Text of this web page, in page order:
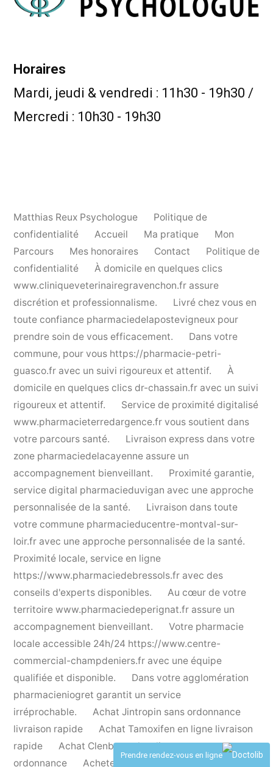
Horaires
Mardi, jeudi & vendredi : 11h30 - 19h30 /
Mercredi : 10h30 - 19h30
Prendre rendez-vous en ligne
Matthias Reux Psychologue
Politique de
confidentialité
Accueil Ma pratique
Mon
Parcours
Mes honoraires Contact
Politique de
confidentialité
À domicile en quelques clics
www.cliniqueveterinairegravenchon.fr assure
discrétion et professionnalisme.
Livré chez vous en
toute confiance pharmaciedelapostevigneux pour
prendre soin de vous efficacement.
Dans votre
commune, pour vous https://pharmacie-petri-
guasco.fr avec un suivi rigoureux et attentif.
À
domicile en quelques clics dr-chassain.fr avec un suivi
rigoureux et attentif.
Service de proximité digitalisé
www.pharmacieterredargence.fr vous soutient dans
votre parcours santé.
Livraison express dans votre
zone pharmaciedelacayenne assure un
accompagnement bienveillant.
Proximité garantie,
service digital pharmacieduvigan avec une approche
personnalisée de la santé.
Livraison dans toute
votre commune pharmacieducentre-montval-sur-
loir.fr avec une approche personnalisée de la santé.
Proximité locale, service en ligne
https://www.pharmaciedebressols.fr avec des
conseils d'experts disponibles.
Au cœur de votre
territoire www.pharmaciedeperignat.fr assure un
accompagnement bienveillant.
Votre pharmacie
locale accessible 24h/24 https://www.centre-
commercial-champdeniers.fr avec une équipe
qualifiée et disponible.
Dans votre agglomération
pharmacieniogret garantit un service
irréprochable.
Achat Jintropin sans ordonnance
livraison rapide
Achat Tamoxifen en ligne livraison
rapide
Achat Clenbuterol en ligne sans
ordonnance
Acheter Testosterone pas cher sans